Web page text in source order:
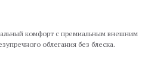
комфорт с премиальным внешним
облегания без блеска.